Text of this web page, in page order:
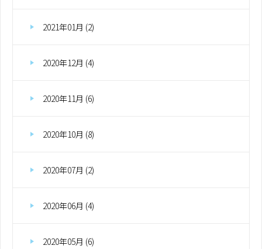
2021年01月 (2)
2020年12月 (4)
2020年11月 (6)
2020年10月 (8)
2020年07月 (2)
2020年06月 (4)
2020年05月 (6)